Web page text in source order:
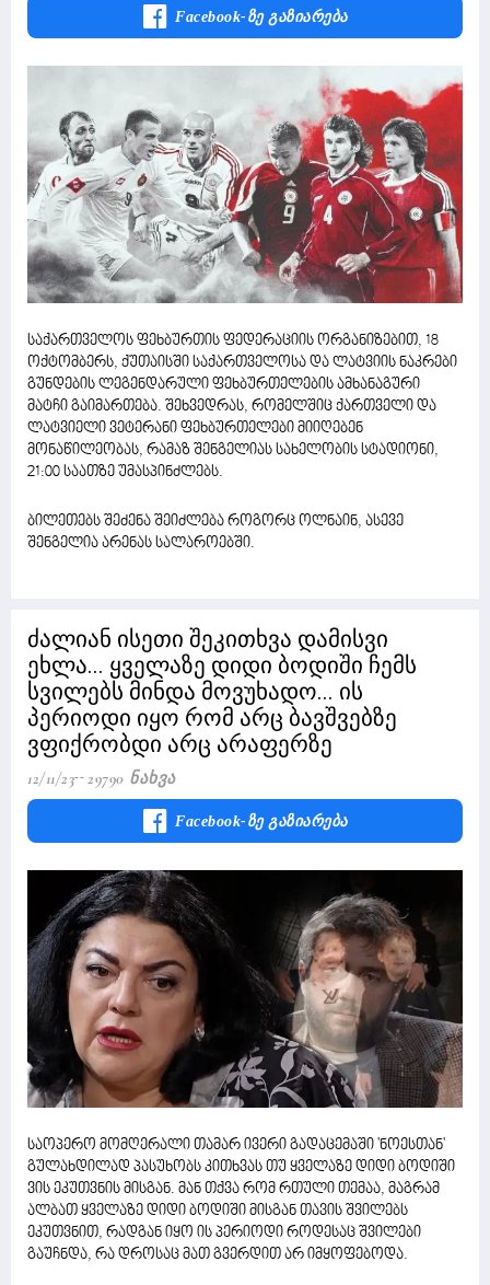
Facebook-Ზე Გაზიარება
საქართველოს ფეხბურთის ფედერაციის ორგანიზებით, 18
ოქტომბერს, ქუთაისში საქართველოსა და ლატვიის ნაკრები
გუნდების ლეგენდარული ფეხბურთელების ამხანაგური
მატჩი გაიმართება. შეხვედრას, რომელშიც ქართველი და
ლატვიელი ვეტერანი ფეხბურთელები მიიღებენ
მონაწილეობას, რამაზ შენგელიას სახელობის სტადიონი,
21:00 საათზე უმასპინძლებს.
ბილეთებს შეძენა შეიძლება როგორც ოლნაინ, ასევე
შენგელია არენას სალაროებში.
ძალიან ისეთი შეკითხვა დამისვი
ეხლა... ყველაზე დიდი ბოდიში ჩემს
სვილებს მინდა მოვუხადო... ის
პერიოდი იყო რომ არც ბავშვებზე
ვფიქრობდი არც არაფერზე
12/11/23 29790 Ნახვა
Facebook-Ზე Გაზიარება
საოპერო მომღერალი თამარ ივერი გადაცემაში 'ნოესთან'
გულახდილად პასუხობს კითხვას თუ ყველაზე დიდი ბოდიში
ვის ეკუთვნის მისგან. მან თქვა რომ რთული თემაა, მაგრამ
ალბათ ყველაზე დიდი ბოდიში მისგან თავის შვილებს
ეკუთვნით, რადგან იყო ის პერიოდი როდესაც შვილები
გაუჩნდა, რა დროსაც მათ გვერდით არ იმყოფებოდა.